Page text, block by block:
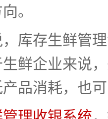
。
存生鲜管理
鲜企业来说
品消耗，也